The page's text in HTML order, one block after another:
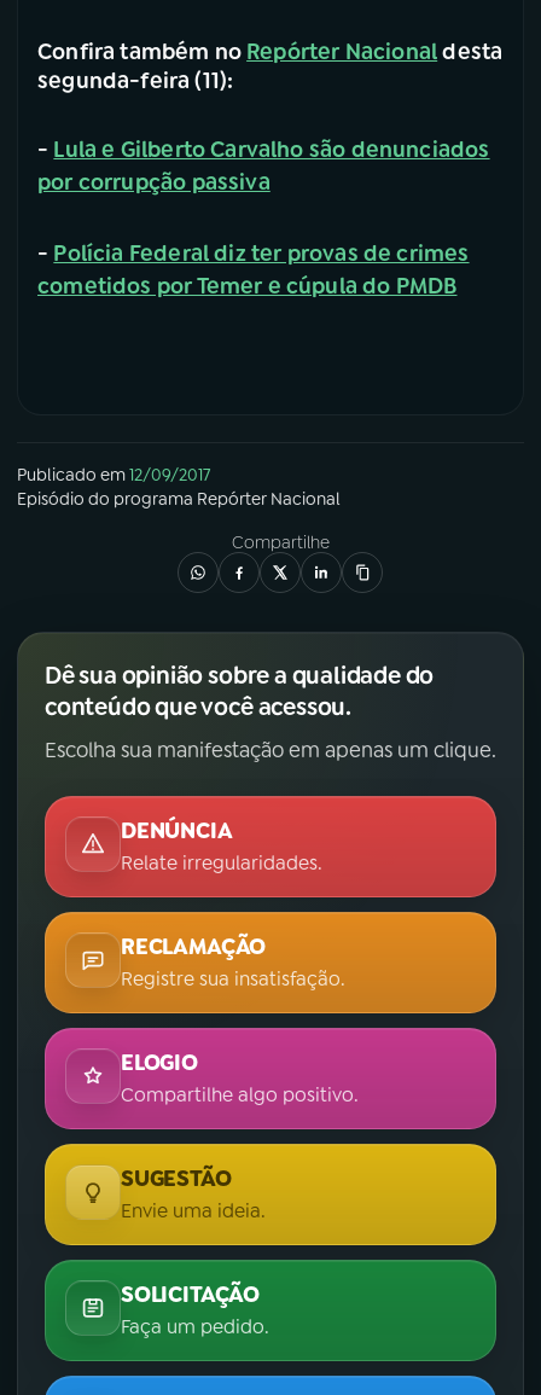
Confira também no Repórter Nacionaldesta
segunda-feira (11):
- Lula e Gilberto Carvalho são denunciados
por corrupção passiva
- Polícia Federal diz ter provas de crimes
cometidos por Temer e cúpula do PMDB
Publicado em12/09/2017
Episódio do programa Repórter Nacional
Compartilhe
Dê sua opinião sobre a qualidade do
conteúdo que você acessou.
Escolha sua manifestação em apenas um clique.
DENÚNCIA
Relate irregularidades.
RECLAMAÇÃO
Registre sua insatisfação.
ELOGIO
Compartilhe algo positivo.
SUGESTÃO
Envie uma ideia.
SOLICITAÇÃO
Faça um pedido.